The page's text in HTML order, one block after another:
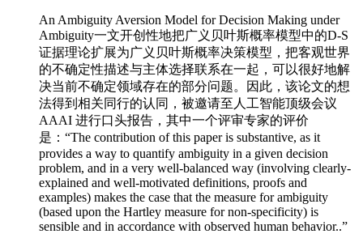
An Ambiguity Aversion Model for Decision Making under
Ambiguity一文开创性地把广义贝叶斯概率模型中的D-S
证据理论扩展为广义贝叶斯概率决策模型，把客观世界
的不确定性描述与主体选择联系在一起，可以很好地解
决当前不确定领域存在的部分问题。因此，该论文的想
法得到相关同行的认同，被邀请至人工智能顶级会议
AAAI 进行口头报告，其中一个评审专家的评价
是：“The contribution of this paper is substantive, as it
provides a way to quantify ambiguity in a given decision
problem, and in a very well-balanced way (involving clearly-
explained and well-motivated definitions, proofs and
examples) makes the case that the measure for ambiguity
(based upon the Hartley measure for non-specificity) is
sensible and in accordance with observed human behavior..”